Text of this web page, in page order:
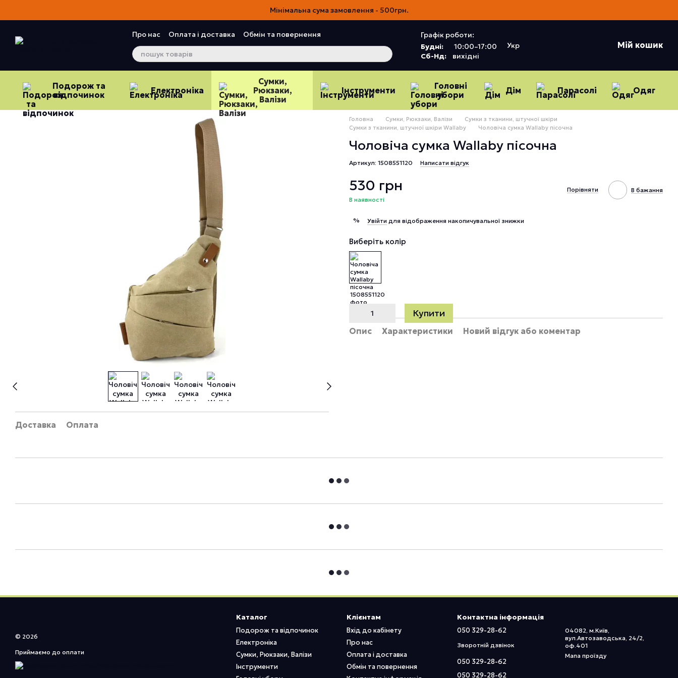
Мінімальна сума замовлення - 500грн.
Про нас Оплата і доставка
Обмін та повернення
Контактна інформація
Угода користувача Відгуки про магазин
Графік роботи:
Будні:
10:00–17:00
Сб-Нд:
вихідні
Укр Мій кошик
Подорож та
відпочинок
Електроніка
Сумки,
Рюкзаки,
Валізи
Інструменти
Головні
убори
Дім Парасолі Одяг
Доставка Оплата
Головна Сумки, Рюкзаки, Валізи
Сумки з тканини, штучної шкіри
Сумки з тканини, штучної шкіри Wallaby
Чоловіча сумка Wallaby пісочна
Чоловіча сумка Wallaby пісочна
Артикул: 1508551120 Написати відгук
530 грн
В наявності
Порівняти В бажання
% Увійти для відображення накопичувальної знижки
Виберіть колір
Купити
Опис Характеристики Новий відгук або коментар
© 2026
Приймаємо до оплати
Каталог
Подорож та відпочинок
Електроніка
Сумки, Рюкзаки, Валізи
Інструменти
Клієнтам
Вхід до кабінету
Про нас
Оплата і доставка
Обмін та повернення
Контактна інформація
050 329-28-62
Зворотній дзвінок
050 329-28-62
050 329-28-62
04082, м.Київ,
вул.Автозаводська, 24/2,
оф.401
Мапа проїзду